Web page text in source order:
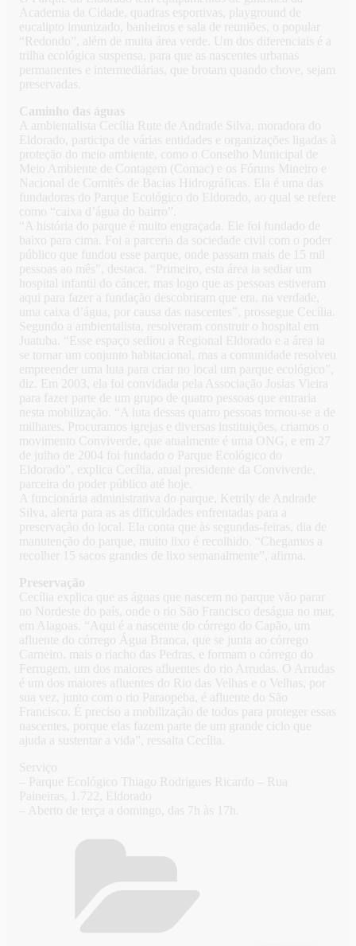
Academia da Cidade, quadras esportivas, playground de
eucalipto imunizado, banheiros e sala de reuniões, o popular
“Redondo”, além de muita área verde. Um dos diferenciais é a
trilha ecológica suspensa, para que as nascentes urbanas
permanentes e intermediárias, que brotam quando chove, sejam
preservadas.
Caminho das águas
A ambientalista Cecília Rute de Andrade Silva, moradora do
Eldorado, participa de várias entidades e organizações ligadas à
proteção do meio ambiente, como o Conselho Municipal de
Meio Ambiente de Contagem (Comac) e os Fóruns Mineiro e
Nacional de Comitês de Bacias Hidrográficas. Ela é uma das
fundadoras do Parque Ecológico do Eldorado, ao qual se refere
como “caixa d’água do bairro”.
“A história do parque é muito engraçada. Ele foi fundado de
baixo para cima. Foi a parceria da sociedade civil com o poder
público que fundou esse parque, onde passam mais de 15 mil
pessoas ao mês”, destaca. “Primeiro, esta área ia sediar um
hospital infantil do câncer, mas logo que as pessoas estiveram
aqui para fazer a fundação descobriram que era, na verdade,
uma caixa d’água, por causa das nascentes”, prossegue Cecília.
Segundo a ambientalista, resolveram construir o hospital em
Juatuba. “Esse espaço sediou a Regional Eldorado e a área ia
se tornar um conjunto habitacional, mas a comunidade resolveu
empreender uma luta para criar no local um parque ecológico”,
diz. Em 2003, ela foi convidada pela Associação Josias Vieira
para fazer parte de um grupo de quatro pessoas que entraria
nesta mobilização. “A luta dessas quatro pessoas tornou-se a de
milhares. Procuramos igrejas e diversas instituições, criamos o
movimento Conviverde, que atualmente é uma ONG, e em 27
de julho de 2004 foi fundado o Parque Ecológico do
Eldorado”, explica Cecília, atual presidente da Conviverde,
parceira do poder público até hoje.
A funcionária administrativa do parque, Ketrily de Andrade
Silva, alerta para as as dificuldades enfrentadas para a
preservação do local. Ela conta que às segundas-feiras, dia de
manutenção do parque, muito lixo é recolhido. “Chegamos a
recolher 15 sacos grandes de lixo semanalmente”, afirma.
Preservação
Cecília explica que as águas que nascem no parque vão parar
no Nordeste do país, onde o rio São Francisco deságua no mar,
em Alagoas. “Aqui é a nascente do córrego do Capão, um
afluente do córrego Água Branca, que se junta ao córrego
Carneiro, mais o riacho das Pedras, e formam o córrego do
Ferrugem, um dos maiores afluentes do rio Arrudas. O Arrudas
é um dos maiores afluentes do Rio das Velhas e o Velhas, por
sua vez, junto com o rio Paraopeba, é afluente do São
Francisco. É preciso a mobilização de todos para proteger essas
nascentes, porque elas fazem parte de um grande ciclo que
ajuda a sustentar a vida”, ressalta Cecília.
Serviço
– Parque Ecológico Thiago Rodrigues Ricardo – Rua
Paineiras, 1.722, Eldorado
– Aberto de terça a domingo, das 7h às 17h.